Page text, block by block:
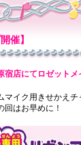
催】
店にてロゼット
マイク用きせかえ
はお早めに！